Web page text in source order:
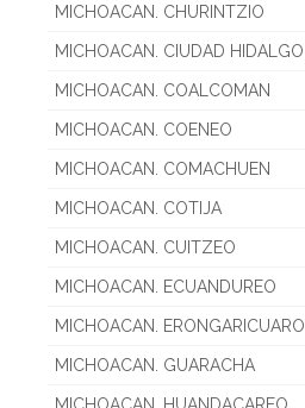
MICHOACAN. CHURINTZIO
MICHOACAN. CIUDAD HIDALGO
MICHOACAN. COALCOMAN
MICHOACAN. COENEO
MICHOACAN. COMACHUEN
MICHOACAN. COTIJA
MICHOACAN. CUITZEO
MICHOACAN. ECUANDUREO
MICHOACAN. ERONGARICUARO
MICHOACAN. GUARACHA